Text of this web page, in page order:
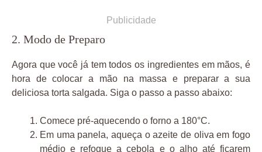
Publicidade
2. Modo de Preparo
Agora que você já tem todos os ingredientes em mãos, é
hora de colocar a mão na massa e preparar a sua
deliciosa torta salgada. Siga o passo a passo abaixo:
Comece pré-aquecendo o forno a 180°C.
Em uma panela, aqueça o azeite de oliva em fogo
médio e refogue a cebola e o alho até ficarem